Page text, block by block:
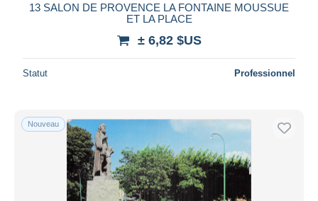
13 SALON DE PROVENCE LA FONTAINE MOUSSUE
ET LA PLACE
± 6,82 $US
Statut Professionnel
Nouveau